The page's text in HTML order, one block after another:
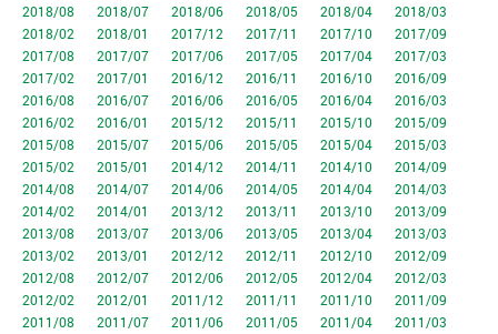
2018/08
2018/07 2018/06 2018/05 2018/04
2018/03
2018/02
2018/01 2017/12 2017/11 2017/10
2017/09
2017/08
2017/07 2017/06 2017/05 2017/04
2017/03
2017/02
2017/01 2016/12 2016/11 2016/10
2016/09
2016/08
2016/07 2016/06 2016/05 2016/04
2016/03
2016/02
2016/01 2015/12 2015/11 2015/10
2015/09
2015/08
2015/07 2015/06 2015/05 2015/04
2015/03
2015/02
2015/01 2014/12 2014/11 2014/10
2014/09
2014/08
2014/07 2014/06 2014/05 2014/04
2014/03
2014/02
2014/01 2013/12 2013/11 2013/10
2013/09
2013/08
2013/07 2013/06 2013/05 2013/04
2013/03
2013/02
2013/01 2012/12 2012/11 2012/10
2012/09
2012/08
2012/07 2012/06 2012/05 2012/04
2012/03
2012/02
2012/01 2011/12 2011/11 2011/10
2011/09
2011/08
2011/07 2011/06 2011/05 2011/04
2011/03